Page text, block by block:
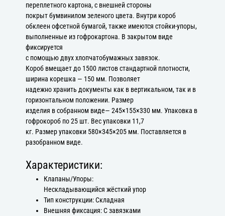
переплетного картона, с внешней стороны
покрыт бумвинилом зеленого цвета. Внутри короб
обклеен офсетной бумагой, также имеются стойки-упоры,
выполненные из гофрокартона. В закрытом виде
фиксируется
с помощью двух хлопчатобумажных завязок.
Короб вмещает до 1500 листов стандартной плотности,
ширина корешка — 150 мм. Позволяет
надежно хранить документы как в вертикальном, так и в
горизонтальном положении. Размер
изделия в собранном виде— 245×155×330 мм. Упаковка в
гофрокороб по 25 шт. Вес упаковки 11,7
кг. Размер упаковки 580×345×205 мм. Поставляется в
разобранном виде.
Характеристики:
Клапаны/Упоры:
Нескладывающийся жёсткий упор
Тип конструкции: Складная
Внешняя фиксация: С завязками